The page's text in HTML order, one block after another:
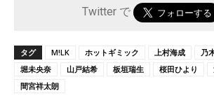
Twitter で
タグ M!LK ホットギミック 上村海成 乃
堀未央奈
山戸結希 板垣瑞生 桜田ひより
間宮祥太朗